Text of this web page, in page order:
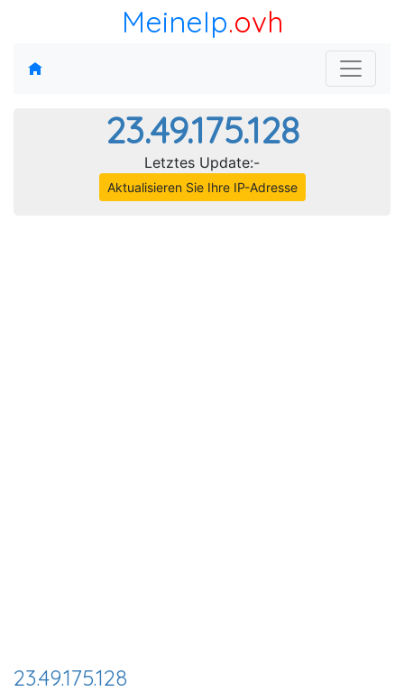
MeineIp.ovh
23.49.175.128
Letztes Update:-
Aktualisieren Sie Ihre IP-Adresse
23.49.175.128